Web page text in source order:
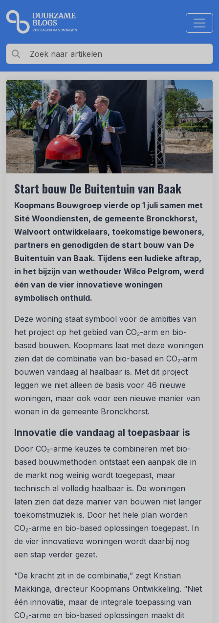
Start bouw De Buitentuin van Baak
Koopmans Bouwgroep vierde op 1 juli samen met
Sité Woondiensten, de gemeente Bronckhorst,
Walvoort ontwikkelaars, toekomstige bewoners,
partners en genodigden de start bouw van De
Buitentuin van Baak. Tijdens een ludieke aftrap,
in het bijzijn van wethouder Wilco Pelgrom, werd
één van de vier innovatieve woningen
symbolisch onthuld.
Deze woning staat symbool voor de ambities van
het project op het gebied van CO₂-arm en bio-
based bouwen. Koopmans laat met deze woningen
zien dat de combinatie van bio-based en CO₂‑arm
bouwen vandaag al haalbaar is. Met dit project
leggen we niet alleen de basis voor 46 nieuwe
woningen, maar ook voor een nieuwe manier van
wonen in de gemeente Bronckhorst.
Innovatie die vandaag al toepasbaar is
Door CO₂-arme keuzes te combineren met bio-
based bouwmethoden ontstaat een aanpak die in
de markt nog weinig wordt toegepast, maar
technisch al volledig haalbaar is. De woningen
laten zien dat deze manier van bouwen niet langer
toekomstmuziek is. Door het hele plan worden
CO₂-arme en bio-based oplossingen toegepast. In
de vier innovatieve woningen wordt daarbij nog
een stap verder gezet.
“De kracht zit in de combinatie,” zegt Kristian
Makkinga, directeur Koopmans Ontwikkeling. “Niet
één innovatie, maar de integrale toepassing van
CO₂-arme en bio-based oplossingen maakt dit